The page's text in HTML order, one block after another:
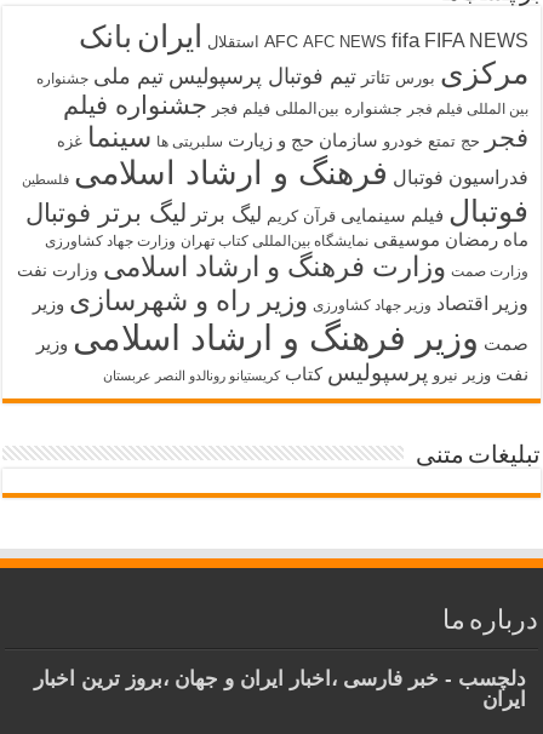
AFC AFC NEWS fifa FIFA NEWS استقلال ایران بانک
مرکزی بورس تئاتر تیم فوتبال پرسپولیس تیم ملی جشنواره
بین المللی فیلم فجر جشنواره بین‌المللی فیلم فجر جشنواره فیلم
فجر
حج تمتع خودرو سازمان حج و زیارت سلبریتی ها سینما غزه
فدراسیون فوتبال فرهنگ و ارشاد اسلامی فلسطین
فوتبال فیلم سینمایی قرآن کریم لیگ برتر لیگ برتر فوتبال
ماه رمضان موسیقی نمایشگاه بین‌المللی کتاب تهران وزارت جهاد کشاورزی
وزارت صمت وزارت فرهنگ و ارشاد اسلامی وزارت نفت
وزیر اقتصاد وزیر جهاد کشاورزی وزیر راه و شهرسازی وزیر
صمت وزیر فرهنگ و ارشاد اسلامی وزیر
نفت وزیر نیرو پرسپولیس کتاب کریستیانو رونالدو النصر عربستان
تبلیغات متنی
درباره ما
دلچسب - خبر فارسی ،اخبار ایران و جهان ،بروز ترین اخبار
ایران